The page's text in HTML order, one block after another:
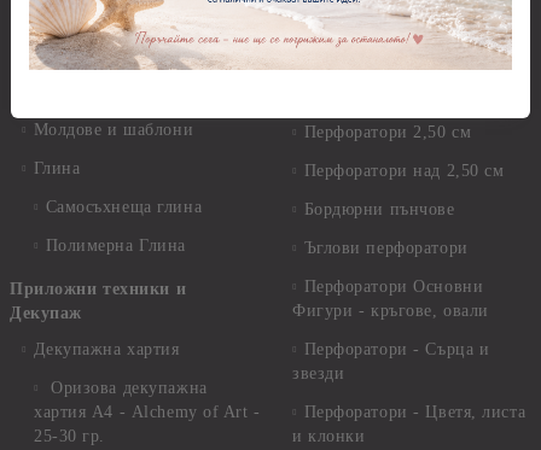
глина и полирезин
Пластични елементи
Молдове и шаблони
Глина
Самосъхнеща глина
Полимерна Глина
Приложни техники и
Декупаж
Декупажна хартия
Оризова декупажна
хартия А4 - Alchemy of Art -
25-30 гр.
целофан
Пънчове Перфоратори
Перфоратори 2,50 см
Перфоратори над 2,50 см
Бордюрни пънчове
Ъглови перфоратори
Перфоратори Основни
Фигури - кръгове, овали
Перфоратори - Сърца и
звезди
Перфоратори - Цветя, листа
и клонки